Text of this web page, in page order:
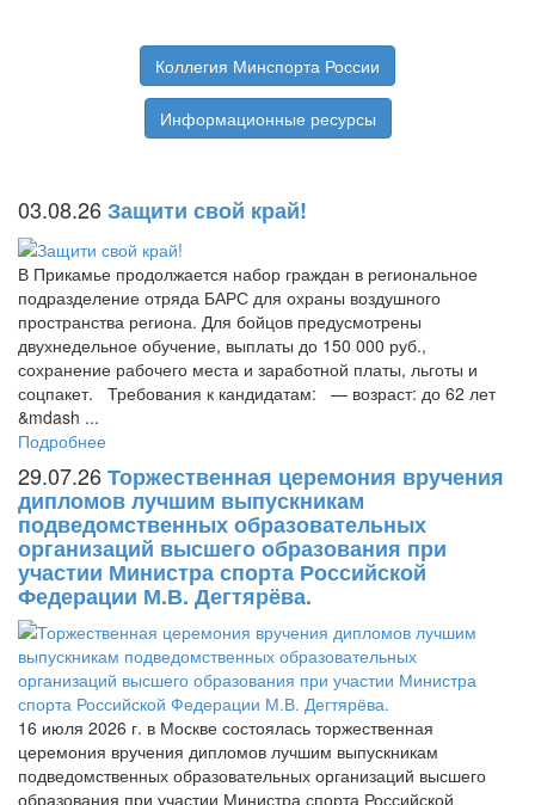
Коллегия Минспорта России
Информационные ресурсы
03.08.26Защити свой край!
В Прикамье продолжается набор граждан в региональное
подразделение отряда БАРС для охраны воздушного
пространства региона. Для бойцов предусмотрены
двухнедельное обучение, выплаты до 150 000 руб.,
сохранение рабочего места и заработной платы, льготы и
соцпакет. Требования к кандидатам: — возраст: до 62 лет
&mdash ...
Подробнее
29.07.26Торжественная церемония вручения
дипломов лучшим выпускникам
подведомственных образовательных
организаций высшего образования при
участии Министра спорта Российской
Федерации М.В. Дегтярёва.
16 июля 2026 г. в Москве состоялась торжественная
церемония вручения дипломов лучшим выпускникам
подведомственных образовательных организаций высшего
образования при участии Министра спорта Российской